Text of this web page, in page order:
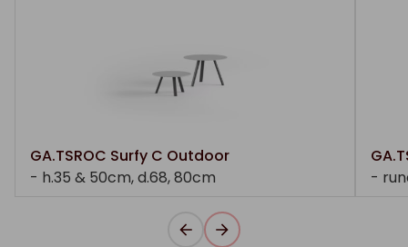
GA.TSROC Surfy C Outdoor
- h.35 & 50cm, d.68, 80cm
-